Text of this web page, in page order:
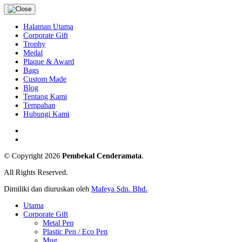
Halaman Utama
Corporate Gift
Trophy
Medal
Plaque & Award
Bags
Custom Made
Blog
Tentang Kami
Tempahan
Hubungi Kami
© Copyright 2026 Pembekal Cenderamata.
All Rights Reserved.
Dimiliki dan diuruskan oleh Mafeya Sdn. Bhd.
Utama
Corporate Gift
Metal Pen
Plastic Pen / Eco Pen
Mug